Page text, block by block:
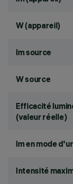
W (appareil)
lm source
W source
Efficacité
(valeur réelle)
lm en mode
Intensité